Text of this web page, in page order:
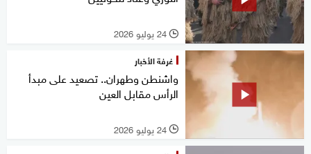
l 24 يوليو 2026
غرفة الأخبار
واشنطن وطهران.. تصعيد على مبدأ
الرأس مقابل العين
l 24 يوليو 2026